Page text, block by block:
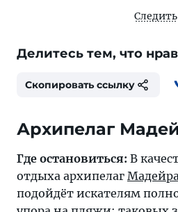
Следить
Делитесь тем, что
Скопировать ссылку
Архипелаг
Где остановиться: В
отдыха архипелаг
подойдёт искателям